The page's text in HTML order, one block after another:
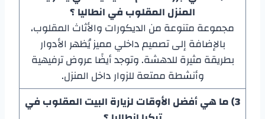
المنزل المقلوب في انطاليا؟
مجموعة متنوعة من الديكورات والأثاث المقلوب،
بالإضافة إلى تصميم داخلي مميز يُظهر الأدوار
بطريقة مثيرة للدهشة. وتوجد أيضًا عروض ترفيهية
وأنشطة ممتعة للزوار داخل المنزل.
3) ما هي أفضل الأوقات لزيارة
البيت المقلوب في